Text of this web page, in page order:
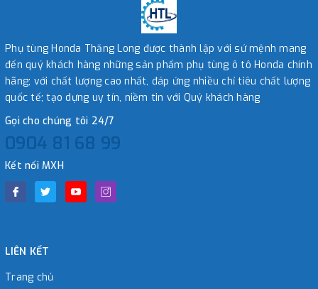
Phụ tùng Honda Thăng Long được thành lập với sứ mệnh mang
đến quý khách hàng những sản phẩm phụ tùng ô tô Honda chính
hãng; với chất lượng cao nhất, đáp ứng nhiều chỉ tiêu chất lượng
quốc tế; tạo dựng uy tín, niềm tin với Quý khách hàng
Gọi cho chúng tôi 24/7
0904 81 68 99
Kết nối MXH
LIÊN KẾT
Trang chủ